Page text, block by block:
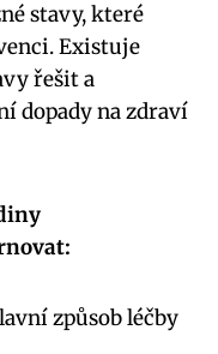
stavy, které
Existuje
řešit a
dopady na zdraví
způsob léčby